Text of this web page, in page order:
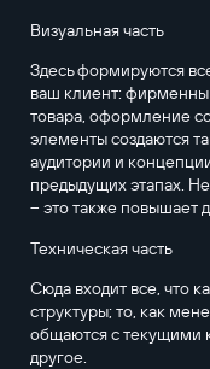
Визуальная часть
Здесь формируются
ваш клиент:
товара, оформление
элементы создаются
аудитории и
предыдущих этапах.
– это также повышает
Техническая часть
Сюда входит все, что
структуры; то, как
общаются с текущими
другое.